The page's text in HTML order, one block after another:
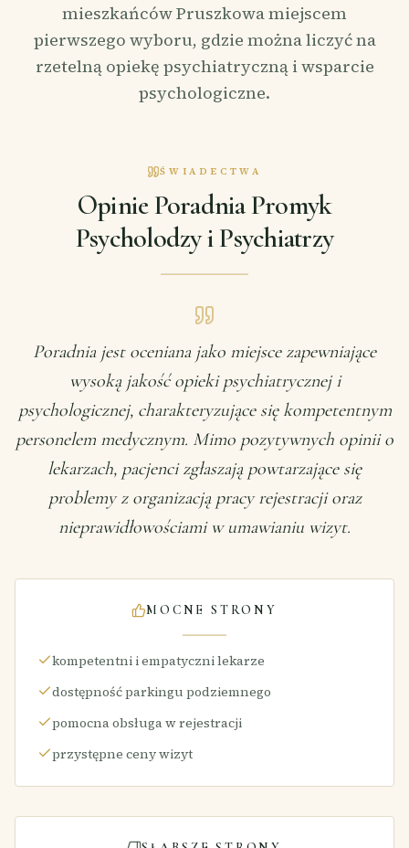
mieszkańców Pruszkowa miejscem
pierwszego wyboru, gdzie można liczyć na
rzetelną opiekę psychiatryczną i wsparcie
psychologiczne.
ŚWIADECTWA
Opinie Poradnia Promyk
Psycholodzy i Psychiatrzy
Poradnia jest oceniana jako miejsce zapewniające
wysoką jakość opieki psychiatrycznej i
psychologicznej, charakteryzujące się kompetentnym
personelem medycznym. Mimo pozytywnych opinii o
lekarzach, pacjenci zgłaszają powtarzające się
problemy z organizacją pracy rejestracji oraz
nieprawidłowościami w umawianiu wizyt.
MOCNE STRONY
kompetentni i empatyczni lekarze
dostępność parkingu podziemnego
pomocna obsługa w rejestracji
przystępne ceny wizyt